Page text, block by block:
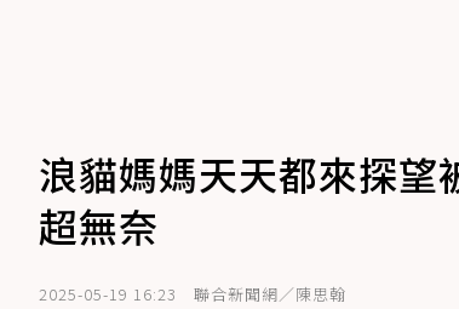
浪貓媽媽天天都來探望
超無奈
2025-05-19 16:23 聯合新聞網／陳思翰